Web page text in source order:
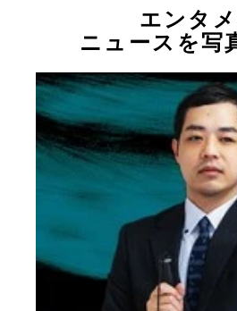
エンタ
ニュースを写